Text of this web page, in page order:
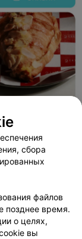
сбора
файлов
позднее время.
о целях,
вы